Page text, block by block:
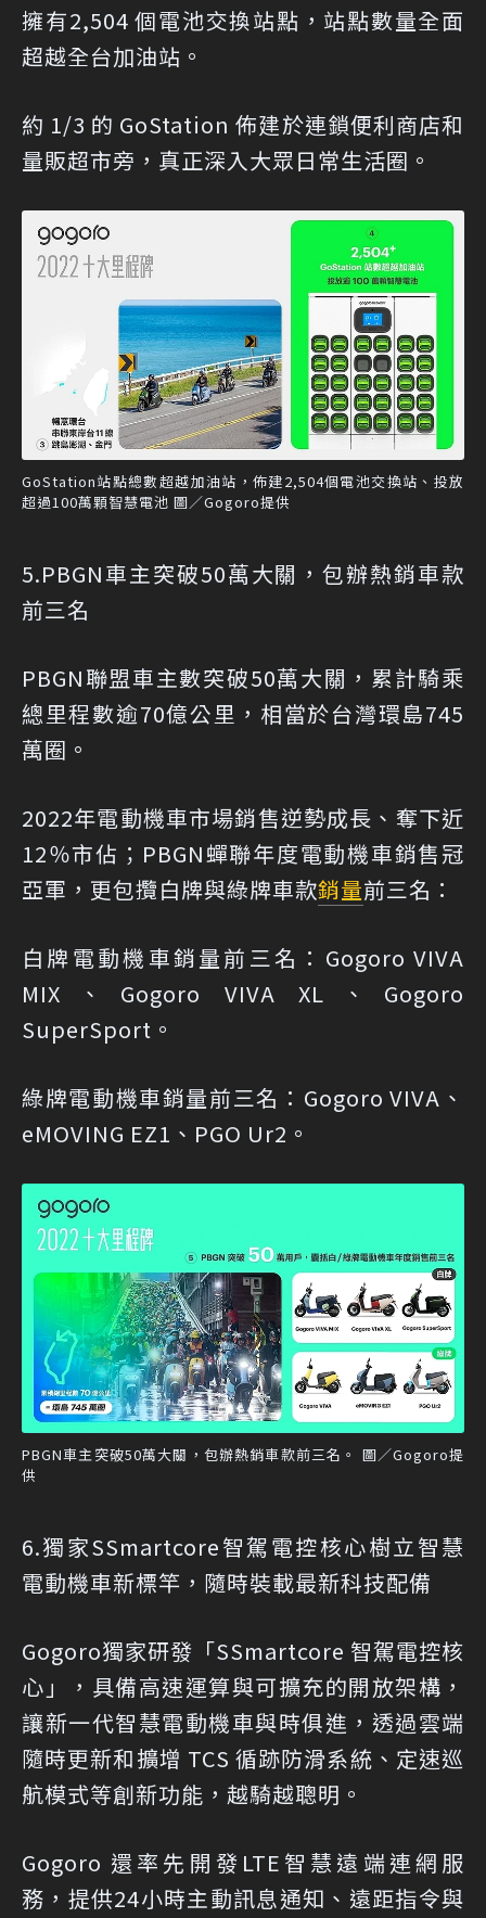
擁有2,504 個電池交換站點，站點數量全面
超越全台加油站。
約 1/3 的 GoStation 佈建於連鎖便利商店和
量販超市旁，真正深入大眾日常生活圈。
GoStation站點總數超越加油站，佈建2,504個電池交換站、投放
超過100萬顆智慧電池 圖／Gogoro提供
5.PBGN車主突破50萬大關，包辦熱銷車款
前三名
PBGN聯盟車主數突破50萬大關，累計騎乘
總里程數逾70億公里，相當於台灣環島745
萬圈。
2022年電動機車市場銷售逆勢成長、奪下近
12％市佔；PBGN蟬聯年度電動機車銷售冠
亞軍，更包攬白牌與綠牌車款銷量前三名：
白牌電動機車銷量前三名：Gogoro VIVA
MIX、Gogoro VIVA XL、Gogoro
SuperSport。
綠牌電動機車銷量前三名：Gogoro VIVA、
eMOVING EZ1、PGO Ur2。
PBGN車主突破50萬大關，包辦熱銷車款前三名。 圖／Gogoro提
供
6.獨家SSmartcore智駕電控核心樹立智慧
電動機車新標竿，隨時裝載最新科技配備
Gogoro獨家研發「SSmartcore 智駕電控核
心」，具備高速運算與可擴充的開放架構，
讓新一代智慧電動機車與時俱進，透過雲端
隨時更新和擴增 TCS 循跡防滑系統、定速巡
航模式等創新功能，越騎越聰明。
Gogoro 還率先開發LTE智慧遠端連網服
務，提供24小時主動訊息通知、遠距指令與